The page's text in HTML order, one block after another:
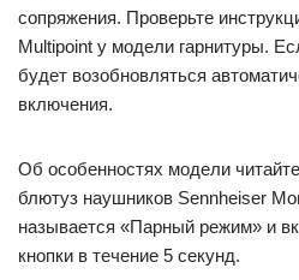
сопряжения. Проверьте
Multipoint у модели гарнитуры.
будет возобновляться
включения.
Об особенностях модели
блютуз наушников Sennheiser
называется «Парный режим» и
кнопки в течение 5 секунд.